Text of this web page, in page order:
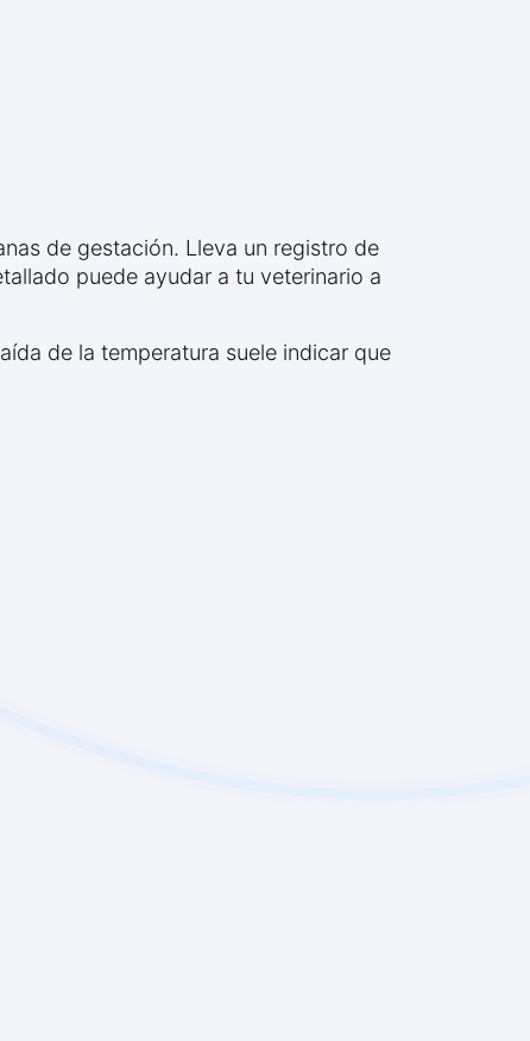
de gestación. Lleva un registro de
puede ayudar a tu veterinario a
de la temperatura suele indicar que